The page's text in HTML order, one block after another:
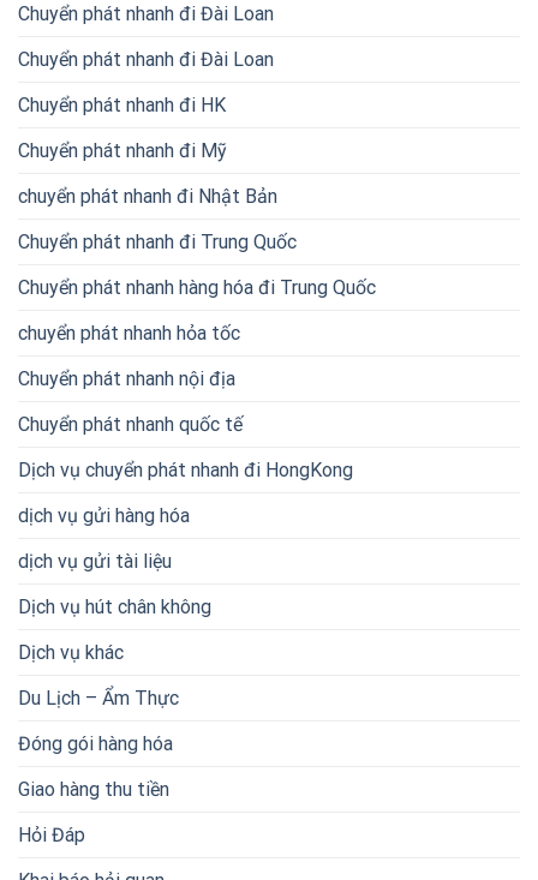
Chuyển phát nhanh đi Đài Loan
Chuyển phát nhanh đi Đài Loan
Chuyển phát nhanh đi HK
Chuyển phát nhanh đi Mỹ
chuyển phát nhanh đi Nhật Bản
Chuyển phát nhanh đi Trung Quốc
Chuyển phát nhanh hàng hóa đi Trung Quốc
chuyển phát nhanh hỏa tốc
Chuyển phát nhanh nội địa
Chuyển phát nhanh quốc tế
Dịch vụ chuyển phát nhanh đi HongKong
dịch vụ gửi hàng hóa
dịch vụ gửi tài liệu
Dịch vụ hút chân không
Dịch vụ khác
Du Lịch – Ẩm Thực
Đóng gói hàng hóa
Giao hàng thu tiền
Hỏi Đáp